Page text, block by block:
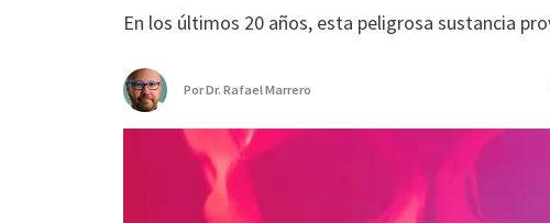
En los últimos 20 años, esta peligrosa sustancia
PorDr. Rafael Marrero